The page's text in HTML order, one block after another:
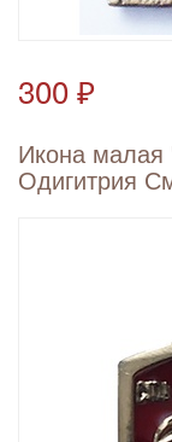
300 ₽
Икона малая
Одигитрия